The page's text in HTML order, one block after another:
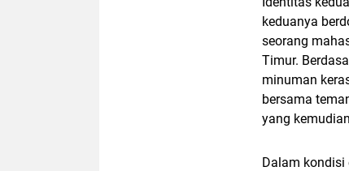
keduanya
seorang
Timur.
minuman
bersama
yang
Dalam kondisi